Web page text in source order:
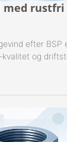
rustfri
efter BSP
kvalitet og